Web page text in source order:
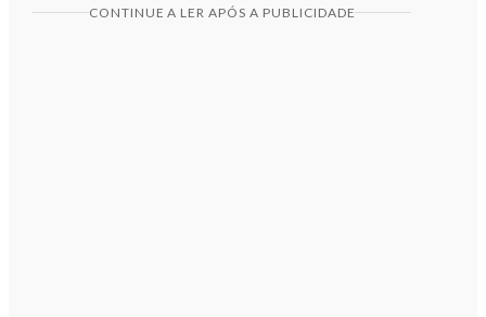
CONTINUE A LER APÓS A PUBLICIDADE